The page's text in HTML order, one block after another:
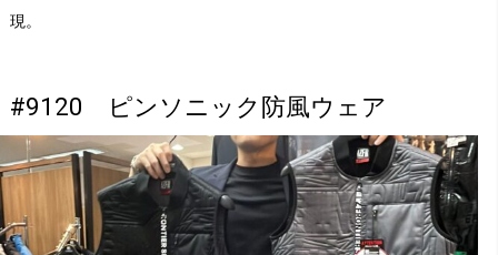
現。
#9120 ピンソニック防風ウェア